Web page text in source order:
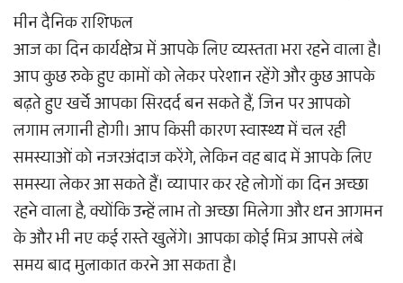
मीन दैनिक राशिफल
आज का दिन कार्यक्षेत्र में आपके लिए व्यस्तता भरा रहने वाला है।
आप कुछ रुके हुए कामों को लेकर परेशान रहेंगे और कुछ आपके
बढ़ते हुए खर्चे आपका सिरदर्द बन सकते हैं, जिन पर आपको
लगाम लगानी होगी। आप किसी कारण स्वास्थ्य में चल रही
समस्याओं को नजरअंदाज करेंगे, लेकिन वह बाद में आपके लिए
समस्या लेकर आ सकते हैं। व्यापार कर रहे लोगों का दिन अच्छा
रहने वाला है, क्योंकि उन्हें लाभ तो अच्छा मिलेगा और धन आगमन
के और भी नए कई रास्ते खुलेंगे। आपका कोई मित्र आपसे लंबे
समय बाद मुलाकात करने आ सकता है।